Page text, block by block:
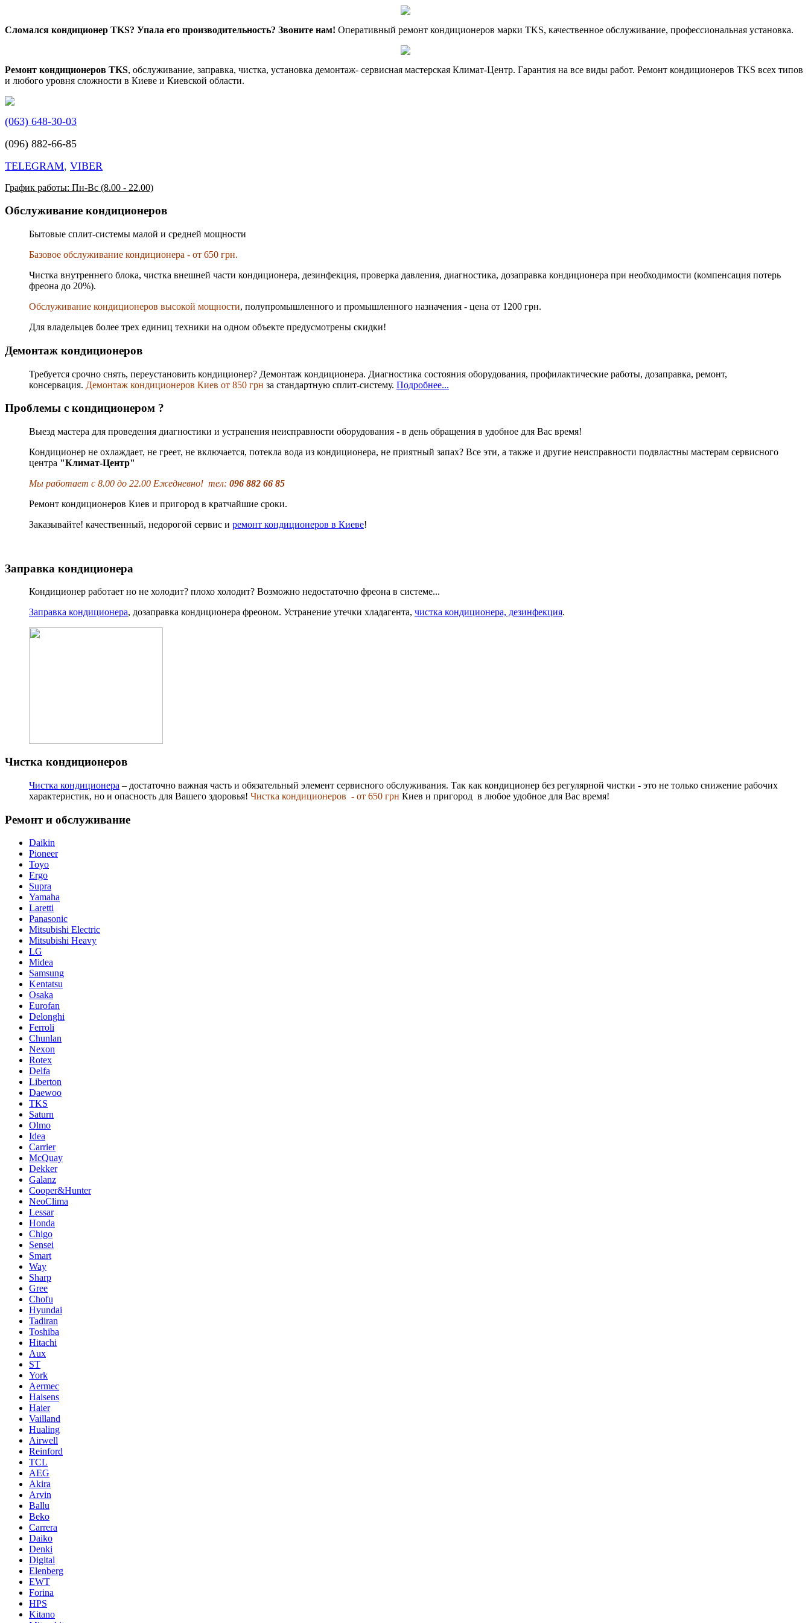
Сломался кондиционер TKS? Упала его производительность? Звоните нам! Оперативный ремонт кондиционеров марки TKS, качественное обслуживание, профессиональная установка.
Ремонт кондиционеров TKS, обслуживание, заправка, чистка, установка демонтаж- сервисная мастерская Климат-Центр. Гарантия на все виды работ. Ремонт кондиционеров TKS всех типов
и любого уровня сложности в Киеве и Киевской области.
(063) 648-30-03
(096) 882-66-85
TELEGRAM, VIBER
График работы: Пн-Вс (8.00 - 22.00)
Обслуживание кондиционеров
Бытовые сплит-системы малой и средней мощности
Базовое обслуживание кондиционера - от 650 грн.
Чистка внутреннего блока, чистка внешней части кондиционера, дезинфекция, проверка давления, диагностика, дозаправка кондиционера при необходимости (компенсация потерь
фреона до 20%).
Обслуживание кондиционеров высокой мощности, полупромышленного и промышленного назначения - цена от 1200 грн.
Для владельцев более трех единиц техники на одном объекте предусмотрены скидки!
Демонтаж кондиционеров
Требуется срочно снять, переустановить кондиционер? Демонтаж кондиционера. Диагностика состояния оборудования, профилактические работы, дозаправка, ремонт,
консервация. Демонтаж кондиционеров Киев от 850 грн за стандартную сплит-систему. Подробнее...
Проблемы с кондиционером ?
Выезд мастера для проведения диагностики и устранения неисправности оборудования - в день обращения в удобное для Вас время!
Кондиционер не охлаждает, не греет, не включается, потекла вода из кондиционера, не приятный запах? Все эти, а также и другие неисправности подвластны мастерам сервисного
центра "Климат-Центр"
Мы работает с 8.00 до 22.00 Ежедневно! тел: 096 882 66 85
Ремонт кондиционеров Киев и пригород в кратчайшие сроки.
Заказывайте! качественный, недорогой сервис и ремонт кондиционеров в Киеве!
Заправка кондиционера
Кондиционер работает но не холодит? плохо холодит? Возможно недостаточно фреона в системе...
Заправка кондиционера, дозаправка кондиционера фреоном. Устранение утечки хладагента, чистка кондиционера, дезинфекция.
Чистка кондиционеров
Чистка кондиционера – достаточно важная часть и обязательный элемент сервисного обслуживания. Так как кондиционер без регулярной чистки - это не только снижение рабочих
характеристик, но и опасность для Вашего здоровья! Чистка кондиционеров - от 650 грн Киев и пригород в любое удобное для Вас время!
Ремонт и обслуживание
Daikin
Pioneer
Toyo
Ergo
Supra
Yamaha
Laretti
Panasonic
Mitsubishi Electric
Mitsubishi Heavy
LG
Midea
Samsung
Kentatsu
Osaka
Eurofan
Delonghi
Ferroli
Chunlan
Nexon
Rotex
Delfa
Liberton
Daewoo
TKS
Saturn
Olmo
Idea
Carrier
McQuay
Dekker
Galanz
Cooper&Hunter
NeoClima
Lessar
Honda
Chigo
Sensei
Smart
Way
Sharp
Gree
Chofu
Hyundai
Tadiran
Toshiba
Hitachi
Aux
ST
York
Aermec
Haisens
Haier
Vailland
Hualing
Airwell
Reinford
TCL
AEG
Akira
Arvin
Ballu
Beko
Carrera
Daiko
Denki
Digital
Elenberg
EWT
Forina
HPS
Kitano